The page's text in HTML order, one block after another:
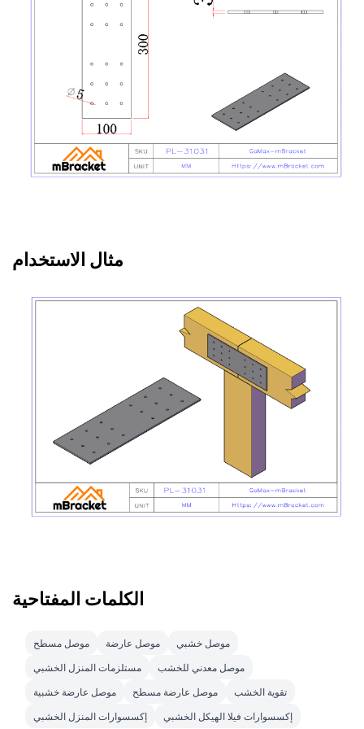
مثال الاستخدام
الكلمات المفتاحية
موصل مسطح موصل عارضة
موصل خشبي
مستلزمات المنزل الخشبي
موصل معدني للخشب
موصل عارضة خشبية
موصل عارضة مسطح
تقوية الخشب
إكسسوارات المنزل الخشبي
إكسسوارات فيلا الهيكل الخشبي